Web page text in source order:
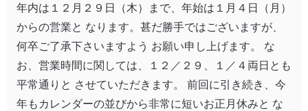
年内は１２月２９日（木）まで、年始は１月４日（月）
からの営業と なります。甚だ勝手ではございますが、
何卒ご了承下さいますよう お願い申し上げます。 な
お、営業時間に関しては、１２／２９、１／４両日とも
平常通りと させていただきます。 前回に引き続き、今
年もカレンダーの並びから非常に短いお正月休みと な